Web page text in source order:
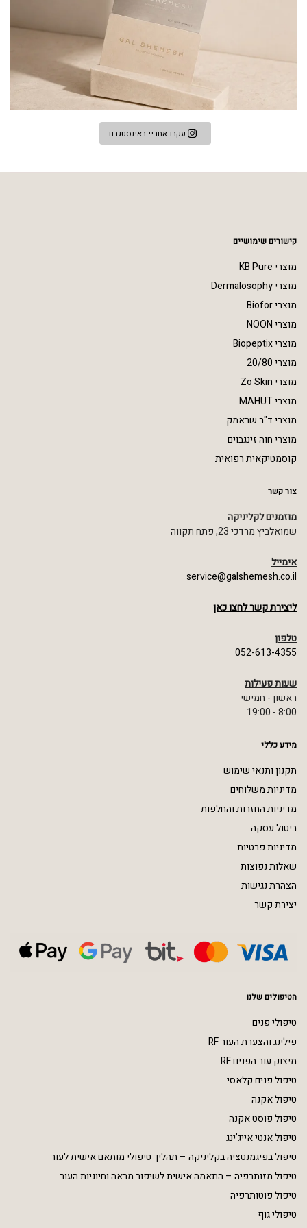
עקבו אחריי באינסטגרם
קישורים שימושיים
מוצרי KB Pure
מוצרי Dermalosophy
מוצרי Biofor
מוצרי NOON
מוצרי Biopeptix
מוצרי 20/80
מוצרי Zo Skin
מוצרי MAHUT
מוצרי ד"ר שראמק
מוצרי חוה זינגבוים
קוסמטיקאית רפואית
צור קשר
מוזמנים לקליניקה
שמואלביץ מרדכי 23, פתח תקווה
אימייל
service@galshemesh.co.il
ליצירת קשר לחצו כאן
טלפון
052-613-4355
שעות פעילות
ראשון - חמישי
8:00 - 19:00
מידע כללי
תקנון ותנאי שימוש
מדיניות משלוחים
מדיניות החזרות והחלפות
ביטול עסקה
מדיניות פרטיות
שאלות נפוצות
הצהרת נגישות
יצירת קשר
הטיפולים שלנו
טיפולי פנים
פילינג והצערת העור RF
מיצוק עור הפנים RF
טיפול פנים קלאסי
טיפול אקנה
טיפול פוסט אקנה
טיפול אנטי אייג’ינג
טיפול בפיגמנטציה בקליניקה – תהליך טיפולי מותאם אישית לעור
טיפול מזותרפיה – התאמה אישית לשיפור מראה וחיוניות העור
טיפול פוטותרפיה
טיפולי גוף